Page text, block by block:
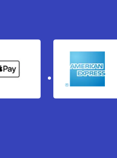
American express